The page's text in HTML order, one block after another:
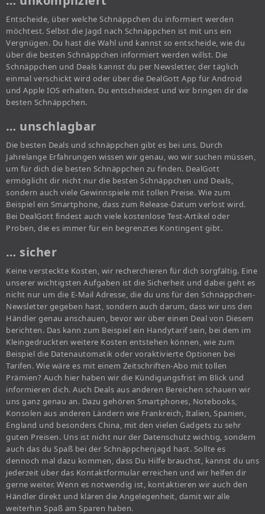
Entscheide, über welche Schnäppchen du informiert werden
möchtest. Selbst die Jagd nach Schnäppchen ist mit uns ein
Vergnügen. Du hast die Wahl und kannst so entscheide, wie du
über die besten Schnäppchen informiert werden willst. Die
Schnäppchen und Deals kannst du per Newsletter, der täglich
einmal verschickt wird oder über die DealGott App für Android
und Apple IOS erhalten. Du entscheidest und wir bringen dir die
besten Schnäppchen.
… unschlagbar
Die besten Deals und schnäppchen gibt es bei uns. Durch
Jahrelange Erfahrungen wissen wir genau, wo wir suchen müssen,
um für dich die besten Schnäppchen zu finden. DealGott
ermöglicht dir nicht nur die besten Schnäppchen und Deals,
sondern auch viele Gewinnspiele mit tollen Preise. Wie zum
Beispiel ein Smartphone, dass zum Release-Datum verlost wird.
Bei DealGott findest auch viele kostenlose Test-Artikel oder
Proben, die es immer für ein begrenztes Kontingent gibt.
… sicher
Keine versteckte Kosten, wir recherchieren für dich sorgfältig. Eine
unserer wichtigsten Aufgaben ist die Sicherheit und dabei geht es
nicht nur um die E-Mail Adresse, die du uns für den Schnäppchen-
Newsletter gegeben hast, sondern auch darum, dass wir uns den
Händler genau anschauen, bevor wir über einen Deal von Diesem
berichten. Das kann zum Beispiel ein Handytarif sein, bei dem im
Kleingedruckten weitere Kosten entstehen können, wie zum
Beispiel die Datenautomatik oder voraktivierte Optionen bei
Tarifen. Wie wäre es mit einem Zeitschriften-Abo mit tollen
Prämien? Auch hier haben wir die Kündigungsfrist im Blick und
informieren dich. Auch Deals aus anderen Bereichen schauen wir
uns ganz genau an. Dazu gehören Smartphones, Notebooks,
Konsolen aus anderen Ländern wie Frankreich, Italien, Spanien,
England und besonders China, mit den vielen Gadgets zu sehr
guten Preisen. Uns ist nicht nur der Datenschutz wichtig, sondern
auch das du Spaß bei der Schnäppchenjagd hast. Sollte es
dennoch mal dazu kommen, dass Du Hilfe brauchst, kannst du uns
jederzeit über das Kontaktformular erreichen und wir helfen dir
gerne weiter. Wenn es notwendig ist, kontaktieren wir auch den
Händler direkt und klären die Angelegenheit, damit wir alle
weiterhin Spaß am Sparen haben.